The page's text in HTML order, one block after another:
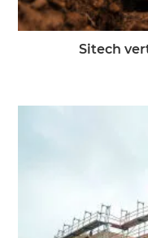
Sitech